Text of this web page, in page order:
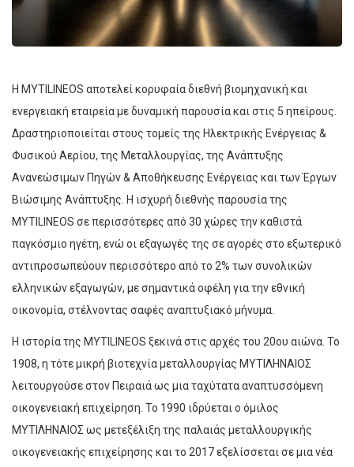
Η MYTILINEOS αποτελεί κορυφαία διεθνή βιομηχανική και
ενεργειακή εταιρεία με δυναμική παρουσία και στις 5 ηπείρους.
Δραστηριοποιείται στους τομείς της Ηλεκτρικής Ενέργειας &
Φυσικού Αερίου, της Μεταλλουργίας, της Ανάπτυξης
Ανανεώσιμων Πηγών & Αποθήκευσης Ενέργειας και των Έργων
Βιώσιμης Ανάπτυξης. Η ισχυρή διεθνής παρουσία της
MYTILINEOS σε περισσότερες από 30 χώρες την καθιστά
παγκόσμιο ηγέτη, ενώ οι εξαγωγές της σε αγορές στο εξωτερικό
αντιπροσωπεύουν περισσότερο από το 2% των συνολικών
ελληνικών εξαγωγών, με σημαντικά οφέλη για την εθνική
οικονομία, στέλνοντας σαφές αναπτυξιακό μήνυμα.
Η ιστορία της MYTILINEOS ξεκινά στις αρχές του 20ου αιώνα. Το
1908, η τότε μικρή βιοτεχνία μεταλλουργίας ΜΥΤΙΛΗΝΑΙΟΣ
λειτουργούσε στον Πειραιά ως μια ταχύτατα αναπτυσσόμενη
οικογενειακή επιχείρηση. Το 1990 ιδρύεται o όμιλος
ΜΥΤΙΛΗΝΑΙΟΣ ως μετεξέλιξη της παλαιάς μεταλλουργικής
οικογενειακής επιχείρησης και το 2017 εξελίσσεται σε μια νέα